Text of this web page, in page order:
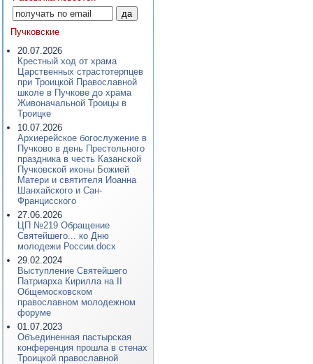
Пучковские
20.07.2026
Крестный ход от храма
Царственных страстотерпцев
при Троицкой Православной
школе в Пучкове до храма
Живоначальной Троицы в
Троицке
10.07.2026
Архиерейское богослужение в
Пучково в день Престольного
праздника в честь Казанской
Пучковской иконы Божией
Матери и святителя Иоанна
Шанхайского и Сан-
Францисского
27.06.2026
ЦП №219 Обращение
Святейшего... ко Дню
молодежи России.docx
29.02.2024
Выступление Святейшего
Патриарха Кирилла на II
Общемосковском
православном молодежном
форуме
01.07.2023
Объединенная пастырская
конференция прошла в стенах
Троицкой православной